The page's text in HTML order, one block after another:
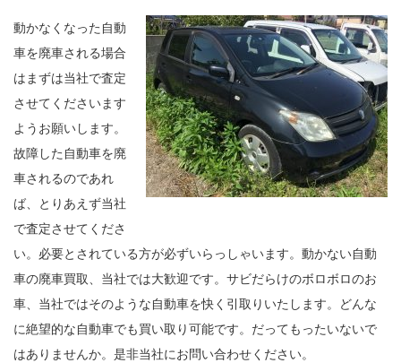
動かなくなった自動
車を廃車される場合
はまずは当社で査定
させてくださいます
ようお願いします。
故障した自動車を廃
車されるのであれ
ば、とりあえず当社
で査定させてくださ
い。必要とされている方が必ずいらっしゃいます。動かない自動
車の廃車買取、当社では大歓迎です。サビだらけのボロボロのお
車、当社ではそのような自動車を快く引取りいたします。どんな
に絶望的な自動車でも買い取り可能です。だってもったいないで
はありませんか。是非当社にお問い合わせください。